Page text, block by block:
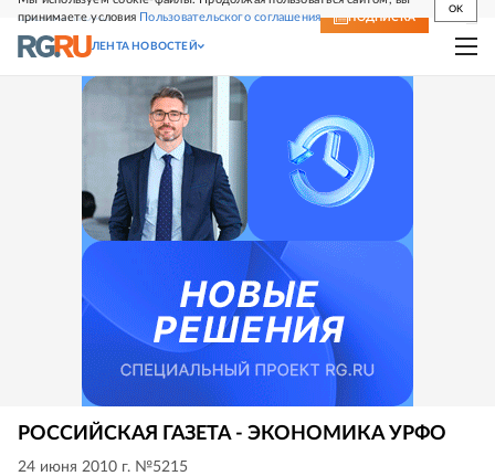
принимаете условия Пользовательского соглашения
OK
СВЕЖИЙ НОМЕР ПОДПИСКА
ЛЕНТА НОВОСТЕЙ
РОССИЙСКАЯ ГАЗЕТА - ЭКОНОМИКА УРФО
24 июня 2010 г. №5215